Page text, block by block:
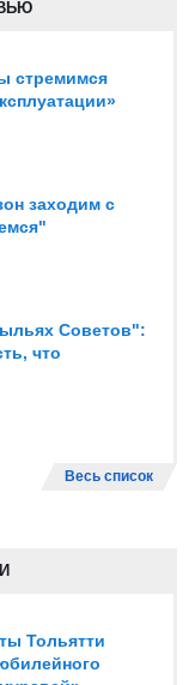
стремимся
заходим с
Советов":
что
Весь список
Тольятти